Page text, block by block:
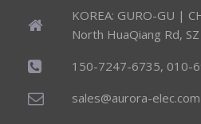
KOREA: GURO-GU |
North HuaQiang Rd, SZ
150-7247-6735, 010-
sales@aurora-elec.com